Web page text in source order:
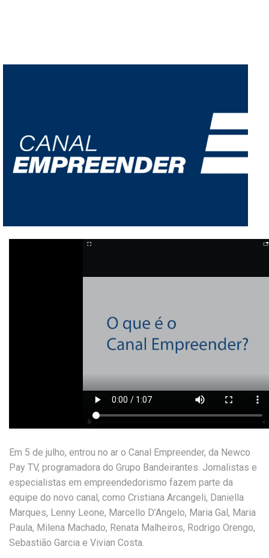
Em 5 de julho, entrou no ar o Canal Empreender, da Newco
Pay TV, programadora do Grupo Bandeirantes. Jornalistas e
especialistas em empreendedorismo fazem parte da
equipe do novo canal, como Cristiana Arcangeli, Daniella
Marques, Lenny Leone, Marcello D’Angelo, Maria Gal, Maria
Paula, Milena Machado, Renata Malheiros, Rodrigo Orengo,
Sebastião Garcia e Vivian Costa.